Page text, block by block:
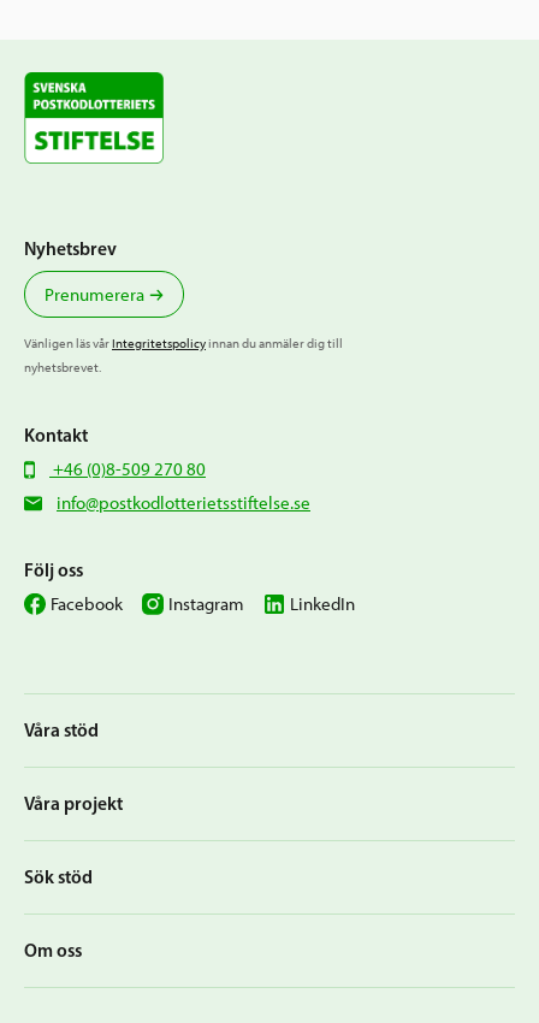
Våra stöd
Våra projekt
Sök stöd
Om oss
Nyhetsbrev
Prenumerera
Vänligen läs vårIntegritetspolicyinnan du anmäler dig till
nyhetsbrevet.
Kontakt
+46 (0)8-509 270 80
info@postkodlotterietsstiftelse.se
Följ oss
Facebook Instagram LinkedIn